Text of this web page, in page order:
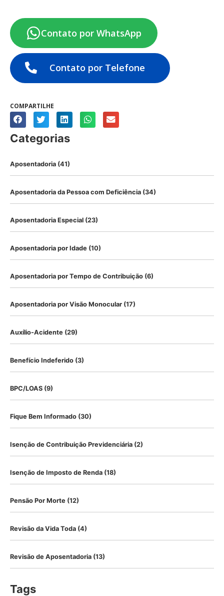
Contato por WhatsApp
Contato por Telefone
COMPARTILHE
Categorias
Aposentadoria (41)
Aposentadoria da Pessoa com Deficiência (34)
Aposentadoria Especial (23)
Aposentadoria por Idade (10)
Aposentadoria por Tempo de Contribuição (6)
Aposentadoria por Visão Monocular (17)
Auxílio-Acidente (29)
Benefício Indeferido (3)
BPC/LOAS (9)
Fique Bem Informado (30)
Isenção de Contribuição Previdenciária (2)
Isenção de Imposto de Renda (18)
Pensão Por Morte (12)
Revisão da Vida Toda (4)
Revisão de Aposentadoria (13)
Tags